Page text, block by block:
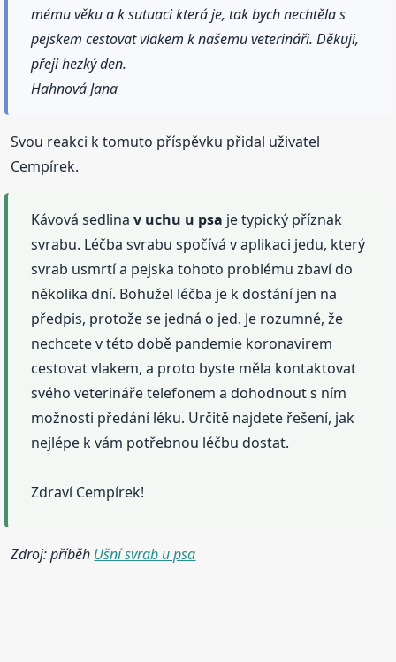
mému věku a k sutuaci která je, tak bych nechtěla s
pejskem cestovat vlakem k našemu veterináři. Děkuji,
přeji hezký den.
Hahnová Jana
Svou reakci k tomuto příspěvku přidal uživatel
Cempírek.
Kávová sedlinav uchu u psa je typický příznak
svrabu. Léčba svrabu spočívá v aplikaci jedu, který
svrab usmrtí a pejska tohoto problému zbaví do
několika dní. Bohužel léčba je k dostání jen na
předpis, protože se jedná o jed. Je rozumné, že
nechcete v této době pandemie koronavirem
cestovat vlakem, a proto byste měla kontaktovat
svého veterináře telefonem a dohodnout s ním
možnosti předání léku. Určitě najdete řešení, jak
nejlépe k vám potřebnou léčbu dostat.
Zdraví Cempírek!
Zdroj: příběh Ušní svrab u psa